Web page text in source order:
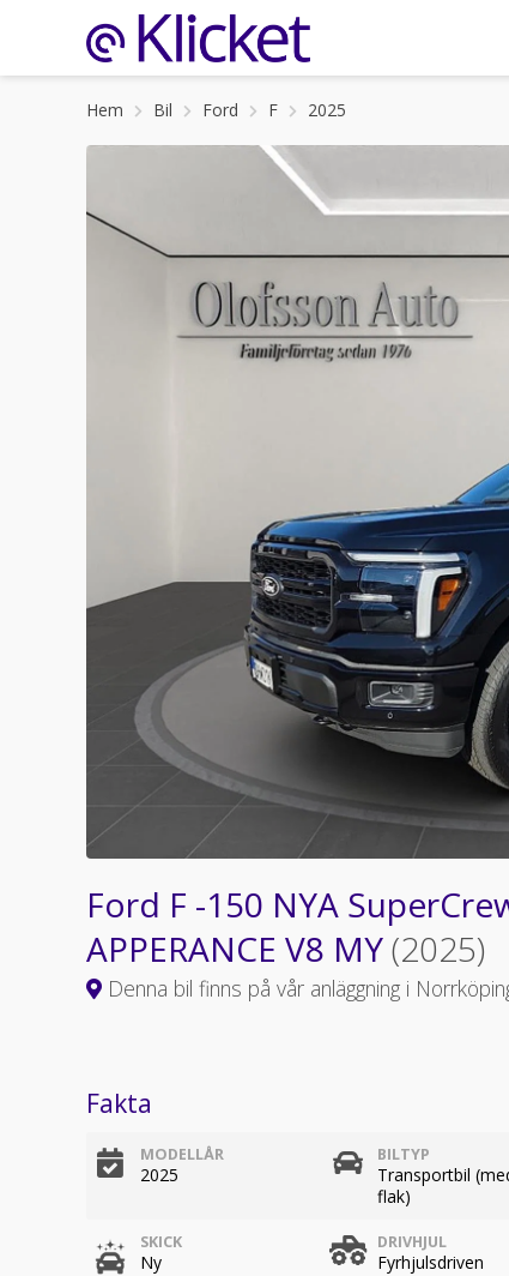
Hem Bil Ford F 2025
Ford F -150 NYA
APPERANCE V8 MY(2025)
Denna bil finns på vår anläggning i
Fakta
MODELLÅR
2025
BILTYP
Transportbil
flak)
SKICK
Ny
DRIVHJUL
Fyrhjulsdriven